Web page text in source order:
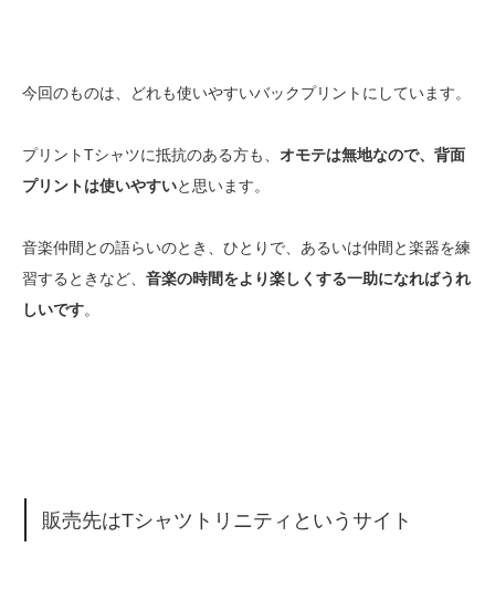
今回のものは、どれも使いやすいバックプリントにしています。
プリントTシャツに抵抗のある方も、 オモテは無地なので、背面
プリントは使いやすいと思います。
音楽仲間との語らいのとき、ひとりで、あるいは仲間と楽器を練
習するときなど、 音楽の時間をより楽しくする一助になればうれ
しいです。
販売先はTシャツトリニティというサイト